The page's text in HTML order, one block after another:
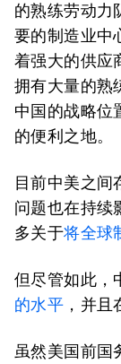
的熟练劳动力
要的制造业中
着强大的供应
拥有大量的熟
中国的战略位
的便利之地。
目前中美之间
问题也在持续
多关于将全球
但尽管如此，
的水平 ，并
虽然美国前国